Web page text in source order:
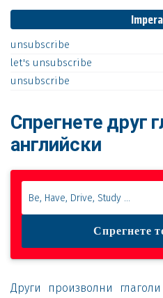
unsubscribe
let's unsubscribe
unsubscribe
Спрегнете друг
английски
Други произволни